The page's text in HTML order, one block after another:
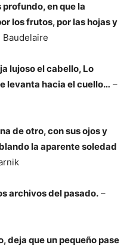
en que la
los frutos, por las hojas y
Baudelaire
lujoso el cabello, Lo
levanta hacia el cuello… –
de otro, con sus ojos y
la aparente soledad
archivos del pasado. –
deja que un pequeño pase